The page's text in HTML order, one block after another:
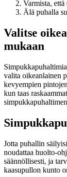
Varmista,
Älä puhalla
Valitse
mukaan
valita oikeanlainen
kevyempien
kun taas
Jotta puhallin
noudattaa huolto-
säännöllisesti, ja
kaasupullon kunto